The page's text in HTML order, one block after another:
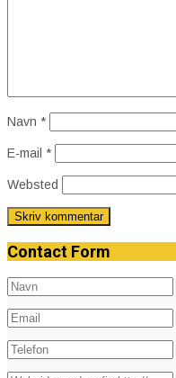
Navn *
E-mail *
Websted
Contact Form